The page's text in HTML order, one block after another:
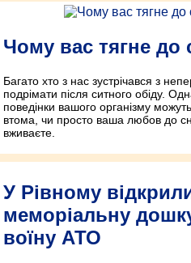
Чому вас тягне до
Багато хто з нас зустрічався з
подрімати після ситного обіду.
поведінки вашого організму
втома, чи просто ваша любов до
вживаєте.
У Рівному
меморіальну
воїну АТО